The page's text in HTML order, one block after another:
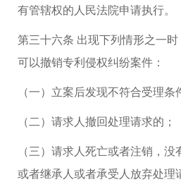
有管辖权的人民法院申请执行。
第三十六条 出现下列情形之一
可以撤销专利侵权纠纷案件：
（一）立案后发现不符合受理条
（二）请求人撤回处理请求的；
（三）请求人死亡或者注销，没
或者继承人或者承受人放弃处理